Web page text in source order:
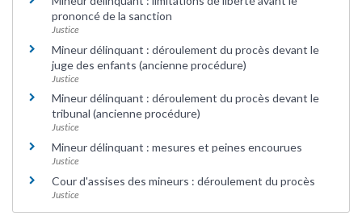
prononcé de la sanction
Justice
Mineur délinquant : déroulement du procès devant le
juge des enfants (ancienne procédure)
Justice
Mineur délinquant : déroulement du procès devant le
tribunal (ancienne procédure)
Justice
Mineur délinquant : mesures et peines encourues
Justice
Cour d'assises des mineurs : déroulement du procès
Justice